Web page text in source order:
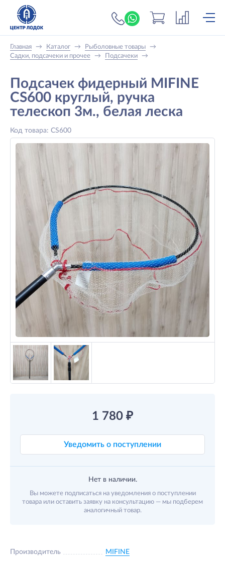
+7 (919) 698-56-
Главная → Каталог → Рыболовные товары
→
Садки, подсачеки и прочее
→ Подсачеки →
Подсачек фидерный MIFINE
CS600 круглый, ручка
телескоп 3м., белая леска
Код товара: CS600
1 780 ₽
Уведомить о поступлении
Нет в наличии.
Вы можете подписаться на уведомления о поступлении
товара или оставить заявку на консультацию — мы подберем
аналогичный товар.
Производитель MIFINE